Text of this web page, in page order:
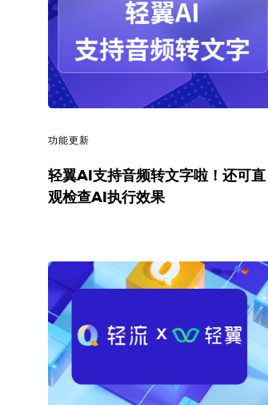
功能更新
轻翼AI支持音频转文字啦！还可直
观检查AI执行效果